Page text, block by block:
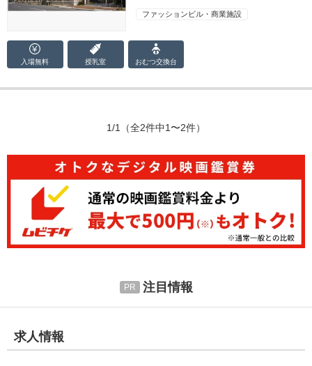
ファッションビル・商業施設
入場無料 授乳室 おむつ交換台
1/1 （全2件中1〜2件）
注目情報
求人情報